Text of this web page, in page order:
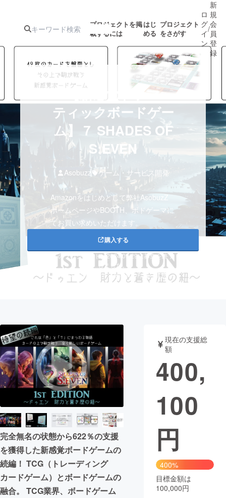
プロジェクトを掲
載するには
はじ
める
プロジェクト
をさがす
人気のプロ
ジェクト
注目のリ 注目の新着プロ
募集終了が近いプ もうすぐ公開
アート・写真
テクノロジー・ガジェット ゲーム・
映像・映画 書籍・雑誌
ビジネス・起業 チャレンジ
まちづくり・地域活性化
CAMPFIRE for Social Good CAMPFIRE Creation
ロ
グ
イ
ン
/
新
規
会
員
登
録
【新感覚ドラマ
ティックボードゲー
ム】７ SHADES OF
S:EVEN
Asobuzz ゲーム・サービス開発
Amazonをはじめとして弊社AsobuzZ
ホームページやBOOTH、ボドゲーマに
てお買い求めいただけます。
購入する
このプロジェクトは2024/09/29に募集を終了
しました。
こちらから関連ページを閲覧いただけます。
完全無名の状態から622％の支援
を獲得した新感覚ボードゲームの
続編！ TCG（トレーディング
カードゲーム）とボードゲームの
融合。 TCG業界、ボードゲーム
現在の支援総
額
400,
100
円
400%
目標金額は
100,000円